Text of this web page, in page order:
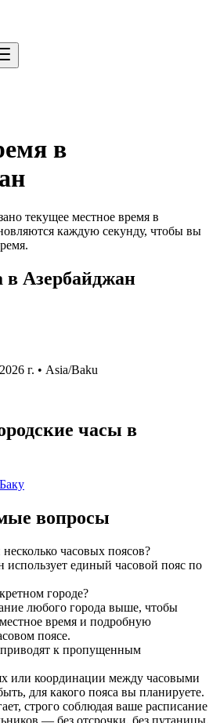
в
текущее местное время в
каждую секунду, чтобы вы
в Азербайджан
г. • Asia/Baku
часы в
вопросы
часовых поясов?
использует единый часовой пояс по
городе?
любого города выше, чтобы
время и подробную
поясе.
к пропущенным
или координации между часовыми
для какого пояса вы планируете.
строго соблюдая ваше расписание
— без отсрочки, без путаницы.